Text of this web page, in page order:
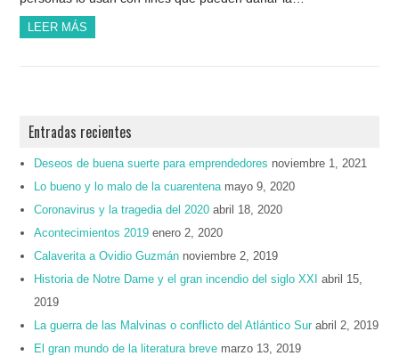
LEER MÁS
Entradas recientes
Deseos de buena suerte para emprendedores noviembre 1, 2021
Lo bueno y lo malo de la cuarentena mayo 9, 2020
Coronavirus y la tragedia del 2020 abril 18, 2020
Acontecimientos 2019 enero 2, 2020
Calaverita a Ovidio Guzmán noviembre 2, 2019
Historia de Notre Dame y el gran incendio del siglo XXI
abril 15,
2019
La guerra de las Malvinas o conflicto del Atlántico Sur abril 2, 2019
El gran mundo de la literatura breve marzo 13, 2019